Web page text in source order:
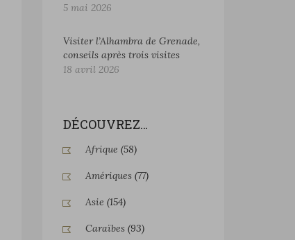
5 mai 2026
Visiter l’Alhambra de Grenade,
conseils après trois visites
18 avril 2026
DÉCOUVREZ…
Afrique (58)
Amériques(77)
Asie (154)
Caraïbes(93)